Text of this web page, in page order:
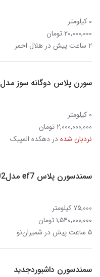
۰ کیلومتر
۲۰,۰۰۰,۰۰۰ تومان
۲ ساعت پیش در هلال احمر
سورن پلاس دوگانه سوز مدل ۱۴۰۵
۰ کیلومتر
۲,۰۰۰,۰۰۰,۰۰۰ تومان
نردبان شدهدر دهکده المپیک
سمندسورن پلاس ef7 مدل402
۷۵,۰۰۰ کیلومتر
۱,۵۴۰,۰۰۰,۰۰۰ تومان
۵ ساعت پیش در شمیران‌نو
سمندسورن داشبوردجدید